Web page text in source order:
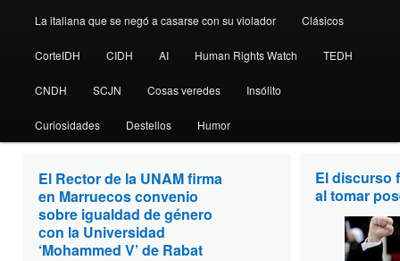
La italiana que se negó a casarse con su violador Clásicos
CorteIDH CIDH AI Human Rights Watch TEDH
CNDH SCJN Cosas veredes Insólito
Curiosidades Destellos Humor
Perseo 48
febrero 2017
El Rector de la UNAM firma
en Marruecos convenio
sobre igualdad de género
con la Universidad
‘Mohammed V’ de Rabat
El discurso
al tomar